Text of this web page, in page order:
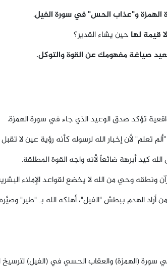
و"عذاب الحس" في سورة الفيل.
قيمة لها حين يشاء القدير؟
صياغة مفهومك عن القوة والتوكل.
تؤكد صدق الوعيد الذي جاء في سورة الهمزة.
تعلم" لأن إخبار الله لرسوله كأنه رؤية عين لا
كيد أبرهة ضائعاً لأنه واجه القوة المطلقة.
ونطقه وحي من الله لا يخضع لقواعد الإملاء
أراد الهدم ببطش "الفيل"، أهلكه الله بـ "طير"
سورة (الهمزة) والعقاب الحسي في (الفيل) لترسيخ